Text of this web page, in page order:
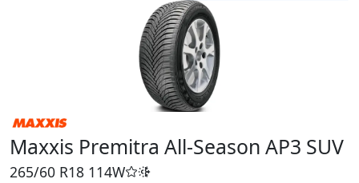
Maxxis Premitra All-Season AP3 SUV
265/60 R18 114W